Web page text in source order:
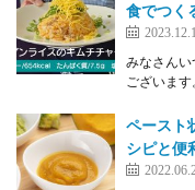
食でつく
みなさんい
ございま
ペースト
シピと便